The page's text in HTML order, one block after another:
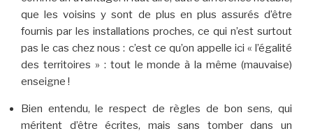
que les voisins y sont de plus en plus assurés d’être
fournis par les installations proches, ce qui n’est surtout
pas le cas chez nous : c’est ce qu’on appelle ici « l’égalité
des territoires » : tout le monde à la même (mauvaise)
enseigne !
Bien entendu, le respect de règles de bon sens, qui
méritent d’être écrites, mais sans tomber dans un